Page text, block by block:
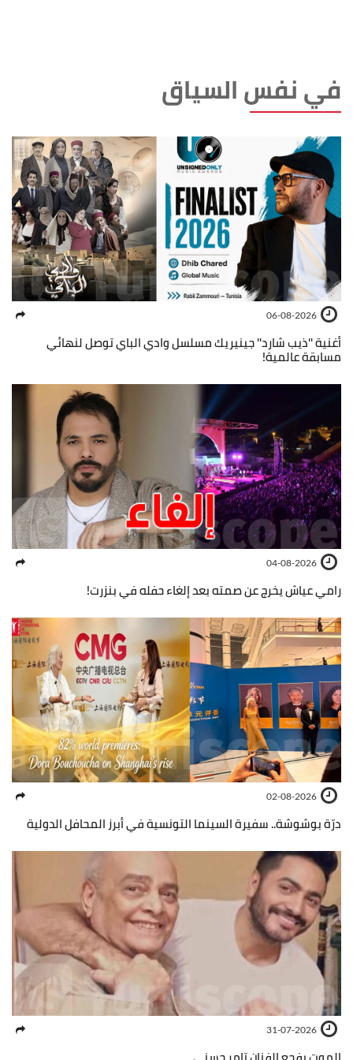
في نفس السياق
06-08-2026
أغنية ''ذيب شارد'' جينيريك مسلسل وادي الباي توصل لنهائي
مسابقة عالمية!
04-08-2026
رامي عياش يخرج عن صمته بعد إلغاء حفله في بنزرت!
02-08-2026
درّة بوشوشة.. سفيرة السينما التونسية في أبرز المحافل الدولية
31-07-2026